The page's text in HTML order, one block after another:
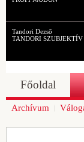
Tandori Dezső
TANDORI SZUBJEKTÍV
Főoldal
Archívum